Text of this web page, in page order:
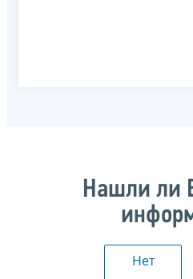
Нашли ли
Нет